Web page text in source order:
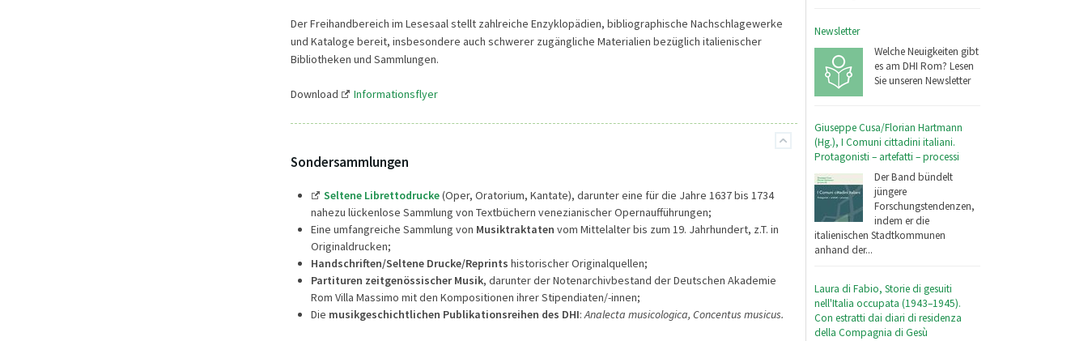
Newsletter
Welche Neuigkeiten gibt
es am DHI Rom? Lesen
Sie unseren Newsletter
Giuseppe Cusa/Florian Hartmann
(Hg.), I Comuni cittadini italiani.
Protagonisti – artefatti – processi
Der Band bündelt
jüngere
Forschungstendenzen,
indem er die
italienischen Stadtkommunen
anhand der...
Laura di Fabio, Storie di gesuiti
nell'Italia occupata (1943–1945).
Con estratti dai diari di residenza
della Compagnia di Gesù
Der Freihandbereich im Lesesaal stellt zahlreiche Enzyklopädien, bibliographische Nachschlagewerke
und Kataloge bereit, insbesondere auch schwerer zugängliche Materialien bezüglich italienischer
Bibliotheken und Sammlungen.
Download Informationsflyer
Sondersammlungen
Seltene Librettodrucke(Oper, Oratorium, Kantate), darunter eine für die Jahre 1637 bis 1734
nahezu lückenlose Sammlung von Textbüchern venezianischer Opernaufführungen;
Eine umfangreiche Sammlung von Musiktraktaten vom Mittelalter bis zum 19. Jahrhundert, z.T. in
Originaldrucken;
Handschriften/Seltene Drucke/Reprints historischer Originalquellen;
Partituren zeitgenössischer Musik, darunter der Notenarchivbestand der Deutschen Akademie
Rom Villa Massimo mit den Kompositionen ihrer Stipendiaten/-innen;
Die musikgeschichtlichen Publikationsreihen des DHI:Analecta musicologica, Concentus musicus.